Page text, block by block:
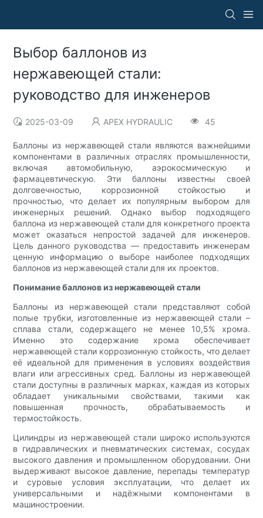
Выбор баллонов из
нержавеющей стали:
руководство для инженеров
2025-03-09 APEX HYDRAULIC 45
Баллоны из нержавеющей стали являются важнейшими
компонентами в различных отраслях промышленности,
включая автомобильную, аэрокосмическую и
фармацевтическую. Эти баллоны известны своей
долговечностью, коррозионной стойкостью и
прочностью, что делает их популярным выбором для
инженерных решений. Однако выбор подходящего
баллона из нержавеющей стали для конкретного проекта
может оказаться непростой задачей для инженеров.
Цель данного руководства — предоставить инженерам
ценную информацию о выборе наиболее подходящих
баллонов из нержавеющей стали для их проектов.
Понимание баллонов из нержавеющей стали
Баллоны из нержавеющей стали представляют собой
полые трубки, изготовленные из нержавеющей стали –
сплава стали, содержащего не менее 10,5% хрома.
Именно это содержание хрома обеспечивает
нержавеющей стали коррозионную стойкость, что делает
её идеальной для применения в условиях воздействия
влаги или агрессивных сред. Баллоны из нержавеющей
стали доступны в различных марках, каждая из которых
обладает уникальными свойствами, такими как
повышенная прочность, обрабатываемость и
термостойкость.
Цилиндры из нержавеющей стали широко используются
в гидравлических и пневматических системах, сосудах
высокого давления и промышленном оборудовании. Они
выдерживают высокое давление, перепады температур
и суровые условия эксплуатации, что делает их
универсальными и надёжными компонентами в
машиностроении.